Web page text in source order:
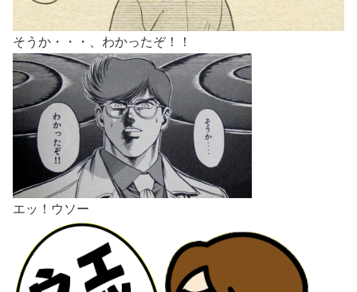
そうか・・・、わかったぞ！！
エッ！ウソー